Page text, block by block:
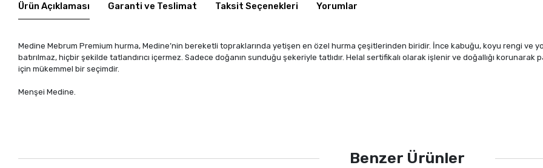
Ürün Açıklaması Garanti ve Teslimat Taksit Seçenekleri Yorumlar
Medine Mebrum Premium hurma, Medine’nin bereketli topraklarında yetişen en özel hurma çeşitlerinden biridir. İnce kabuğu, koyu rengi ve
batırılmaz, hiçbir şekilde tatlandırıcı içermez. Sadece doğanın sunduğu şekeriyle tatlıdır. Helal sertifikalı olarak işlenir ve doğallığı
için mükemmel bir seçimdir.
Menşei Medine.
Benzer Ürünler